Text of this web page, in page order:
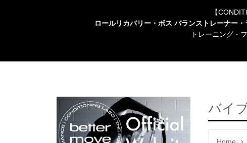
【
ロールリカバリー・ボス バランストレーナー
トレーニング・
バイ